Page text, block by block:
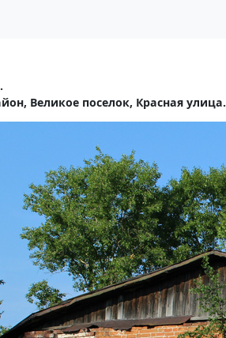
Великое поселок, Красная улица.